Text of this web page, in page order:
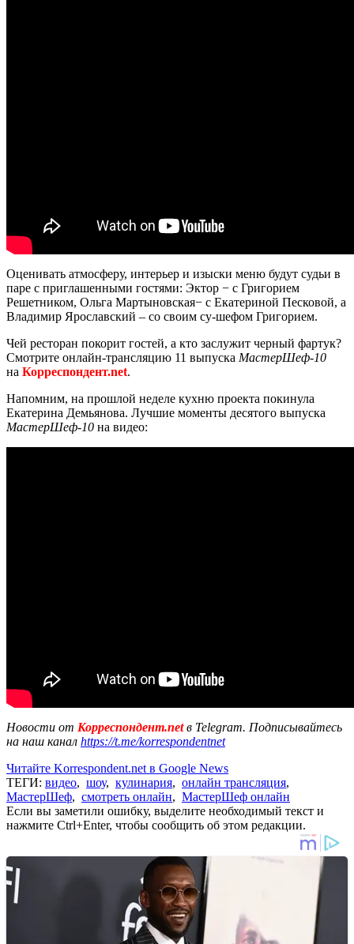
Оценивать атмосферу, интерьер и изыски меню будут судьи в
паре с приглашенными гостями: Эктор − с Григорием
Решетником, Ольга Мартыновская− с Екатериной Песковой, а
Владимир Ярославский – со своим су-шефом Григорием.
Чей ресторан покорит гостей, а кто заслужит черный фартук?
Смотрите онлайн-трансляцию 11 выпуска МастерШеф-10
на Корреспондент.net.
Напомним, на прошлой неделе кухню проекта покинула
Екатерина Демьянова. Лучшие моменты десятого выпуска
МастерШеф-10 на видео:
Новости от Корреспондент.netв Telegram. Подписывайтесь
на наш канал https://t.me/korrespondentnet
Читайте Korrespondent.net в Google News
ТЕГИ: видео, шоу, кулинария, онлайн трансляция,
МастерШеф, смотреть онлайн, МастерШеф онлайн
Если вы заметили ошибку, выделите необходимый текст и
нажмите Ctrl+Enter, чтобы сообщить об этом редакции.